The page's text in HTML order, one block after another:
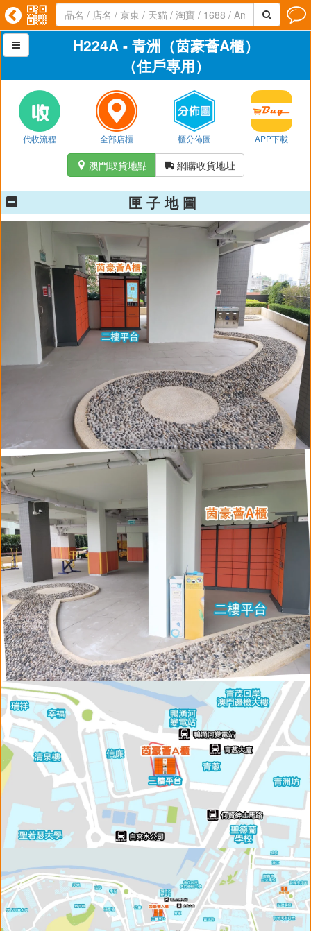
   

H224A - 青洲（茵豪薈A櫃）
（住戶專用）
代收流程 全部店櫃 櫃分佈圖 APP下載
 澳門取貨地點 網購收貨地址
匣 子 地 圖